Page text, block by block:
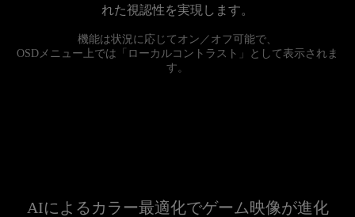
機能は状況に応じてオン／オフ可能で、
OSDメニュー上では「ローカルコントラスト」として表示されま
す。
AIによるカラー最適化でゲーム映像が進化